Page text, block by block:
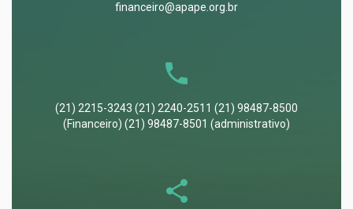
financeiro@apape.org.br
(21) 2215-3243 (21) 2240-2511 (21) 98487-8500
(Financeiro) (21) 98487-8501 (administrativo)